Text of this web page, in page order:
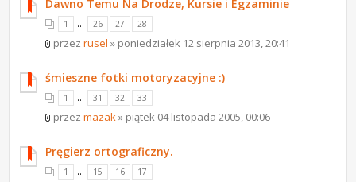
Dawno Temu Na Drodze, Kursie i Egzaminie
1 ... 26 27 28
przezrusel » poniedziałek 12 sierpnia 2013, 20:41
śmieszne fotki motoryzacyjne :)
1 ... 31 32 33
przezmazak » piątek 04 listopada 2005, 00:06
Pręgierz ortograficzny.
1 ... 15 16 17